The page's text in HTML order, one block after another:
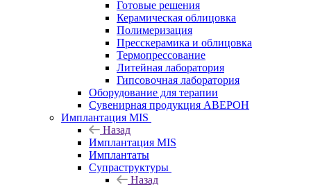
Готовые решения
Керамическая облицовка
Полимеризация
Пресскерамика и облицовка
Термопрессование
Литейная лаборатория
Гипсовочная лаборатория
Оборудование для терапии
Сувенирная продукция АВЕРОН
Имплантация MIS
Назад
Имплантация MIS
Имплантаты
Супраструктуры
Назад